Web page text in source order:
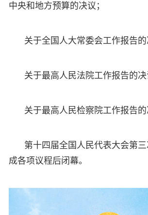
中央和地方预算的决议；
关于全国人大常委会工作报告的
关于最高人民法院工作报告的决
关于最高人民检察院工作报告的
第十四届全国人民代表大会第
成各项议程后闭幕。